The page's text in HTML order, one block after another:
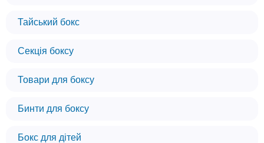
Тайський бокс
Секція боксу
Товари для боксу
Бинти для боксу
Бокс для дітей